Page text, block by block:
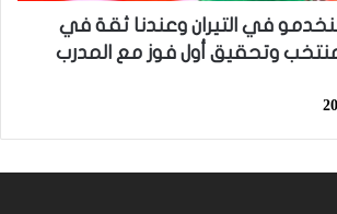
في التيران وعندنا ثقة في
وتحقيق أول فوز مع المدرب